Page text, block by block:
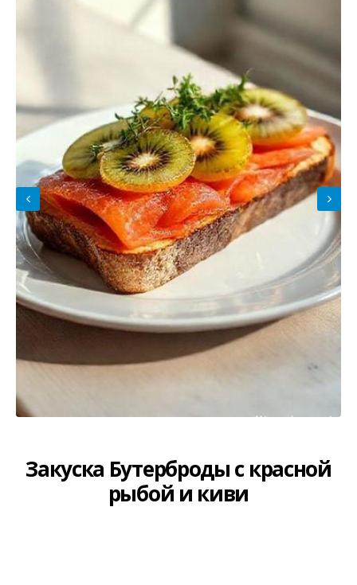
Закуска Кабачки по-корейски
на зиму